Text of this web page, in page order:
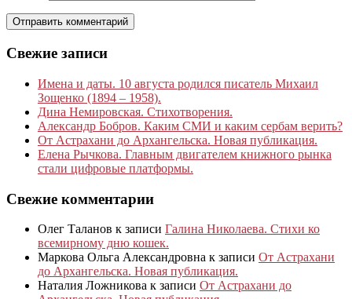
Свежие записи
Имена и даты. 10 августа родился писатель Михаил
Зощенко (1894 – 1958).
Дина Немировская. Стихотворения.
Александр Бобров. Каким СМИ и каким сербам верить?
От Астрахани до Архангельска. Новая публикация.
Елена Рычкова. Главным двигателем книжного рынка
стали цифровые платформы.
Свежие комментарии
Олег Таланов к записи Галина Николаева. Стихи ко
всемирному дню кошек.
Маркова Ольга Александровна к записи От Астрахани
до Архангельска. Новая публикация.
Наталия Ложникова к записи От Астрахани до